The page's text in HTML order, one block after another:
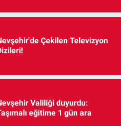
Çekilen Televizyon
Valiliği duyurdu:
eğitime 1 gün ara